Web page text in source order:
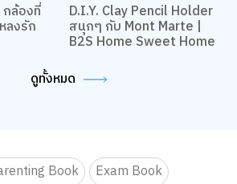
ล้องที่
ลงรัก
D.I.Y. Clay Pencil Holder
สนุกๆ กับ Mont Marte |
B2S Home Sweet Home
ดูทั้งหมด
Book
Exam Book